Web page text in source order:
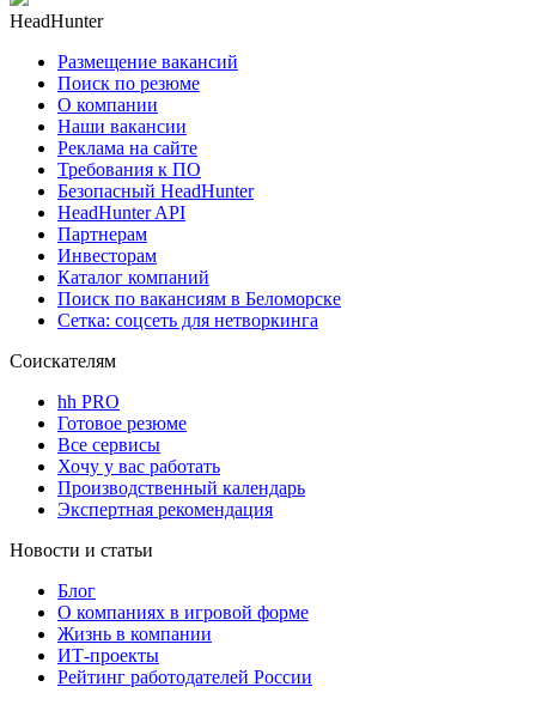
HeadHunter
Размещение вакансий
Поиск по резюме
О компании
Наши вакансии
Реклама на сайте
Требования к ПО
Безопасный HeadHunter
HeadHunter API
Партнерам
Инвесторам
Каталог компаний
Поиск по вакансиям в Беломорске
Сетка: соцсеть для нетворкинга
Соискателям
hh PRO
Готовое резюме
Все сервисы
Хочу у вас работать
Производственный календарь
Экспертная рекомендация
Новости и статьи
Блог
О компаниях в игровой форме
Жизнь в компании
ИТ-проекты
Рейтинг работодателей России